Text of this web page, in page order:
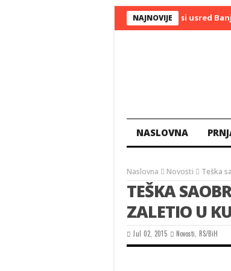
NAJNOVIJE
Komšije voajeri snimili seks na terasi usred
NASLOVNA
Naslovna Novosti Teška
TEŠKA
ZALETIO U
Jul 02, 2015 Novosti RS/BiH